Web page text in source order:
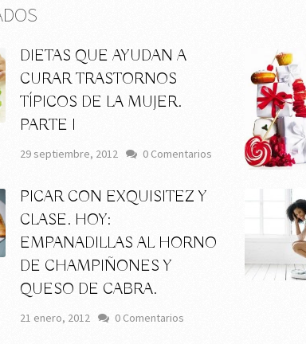
DIETAS QUE AYUDAN A
CURAR TRASTORNOS
TÍPICOS DE LA MUJER.
PARTE I
29 septiembre, 2012 0 Comentarios
PICAR CON EXQUISITEZ Y
CLASE. HOY:
EMPANADILLAS AL HORNO
DE CHAMPIÑONES Y
QUESO DE CABRA.
21 enero, 2012 0 Comentarios